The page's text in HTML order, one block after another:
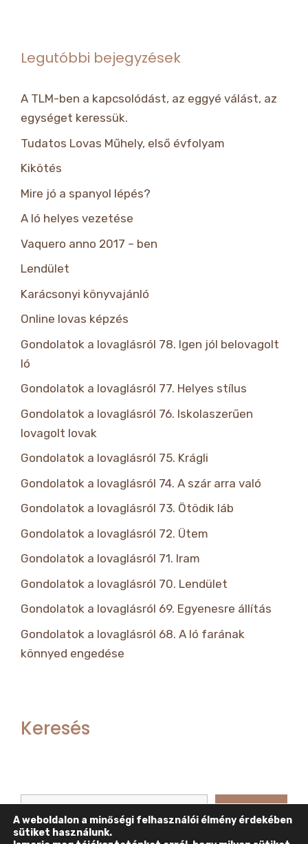
Legutóbbi bejegyzések
A TLM-ben a kapcsolódást, az eggyé válást, az
egységet keressük.
Tudatos Lovas Műhely, első évfolyam
Kikötés
Mire jó a spanyol lépés?
A ló helyes vezetése
Vaquero anno 2017 – ben
Lendület
Karácsonyi könyvajánló
Online lovas képzés
Gondolatok a lovaglásról 78. Igen jól belovagolt
ló
Gondolatok a lovaglásról 77. Helyes stílus
Gondolatok a lovaglásról 76. Iskolaszerűen
lovagolt lovak
Gondolatok a lovaglásról 75. Krágli
Gondolatok a lovaglásról 74. A szár arra való
Gondolatok a lovaglásról 73. Ötödik láb
Gondolatok a lovaglásról 72. Ütem
Gondolatok a lovaglásról 71. Iram
Gondolatok a lovaglásról 70. Lendület
Gondolatok a lovaglásról 69. Egyenesre állítás
Gondolatok a lovaglásról 68. A ló farának
könnyed engedése
Keresés
Keresés
A weboldalon a minőségi felhasználói élmény érdekében
sütiket használunk.